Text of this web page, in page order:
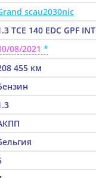
scau2030nic
TCE 140 EDC GPF
08/2021
455 км